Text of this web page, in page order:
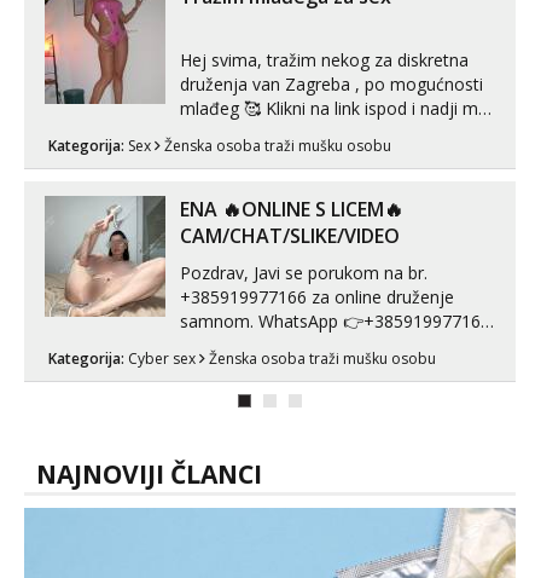
Hej svima, tražim nekog za diskretna
druženja van Zagreba , po mogućnosti
mlađeg 🥰 Klikni na link ispod i nadji me
Kategorija: Sex Ženska osoba traži mušku osobu
ENA 🔥ONLINE S LICEM🔥
CAM/CHAT/SLIKE/VIDEO
Pozdrav, Javi se porukom na br.
+385919977166 za online druženje
samnom. WhatsApp 👉+385919977166
Telegram 👉@enafriedrichkis Radim
videopozive s licem, solo i s partnerom,
kolegicama (Tina&Natali), razne
seksa, puš...
Kategorija: Cyber sex Ženska osoba traži mušku osobu
NAJNOVIJI ČLANCI